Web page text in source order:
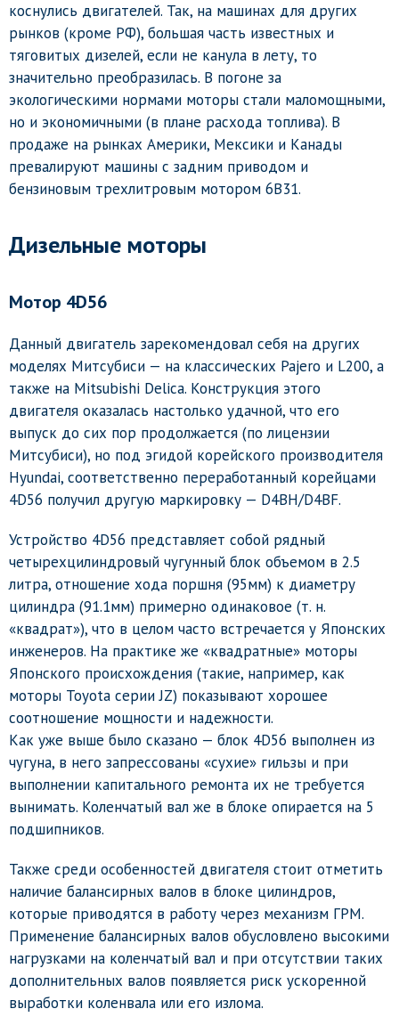
коснулись двигателей. Так, на машинах для других
рынков (кроме РФ), большая часть известных и
тяговитых дизелей, если не канула в лету, то
значительно преобразилась. В погоне за
экологическими нормами моторы стали маломощными,
но и экономичными (в плане расхода топлива). В
продаже на рынках Америки, Мексики и Канады
превалируют машины с задним приводом и
бензиновым трехлитровым мотором 6B31.
Дизельные моторы
Мотор 4D56
Данный двигатель зарекомендовал себя на других
моделях Митсубиси — на классических Pajero и L200, а
также на Mitsubishi Delica. Конструкция этого
двигателя оказалась настолько удачной, что его
выпуск до сих пор продолжается (по лицензии
Митсубиси), но под эгидой корейского производителя
Hyundai, соответственно переработанный корейцами
4D56 получил другую маркировку — D4BH/D4BF.
Устройство 4D56 представляет собой рядный
четырехцилиндровый чугунный блок объемом в 2.5
литра, отношение хода поршня (95мм) к диаметру
цилиндра (91.1мм) примерно одинаковое (т. н.
«квадрат»), что в целом часто встречается у Японских
инженеров. На практике же «квадратные» моторы
Японского происхождения (такие, например, как
моторы Toyota серии JZ) показывают хорошее
соотношение мощности и надежности.
Как уже выше было сказано — блок 4D56 выполнен из
чугуна, в него запрессованы «сухие» гильзы и при
выполнении капитального ремонта их не требуется
вынимать. Коленчатый вал же в блоке опирается на 5
подшипников.
Также среди особенностей двигателя стоит отметить
наличие балансирных валов в блоке цилиндров,
которые приводятся в работу через механизм ГРМ.
Применение балансирных валов обусловлено высокими
нагрузками на коленчатый вал и при отсутствии таких
дополнительных валов появляется риск ускоренной
выработки коленвала или его излома.